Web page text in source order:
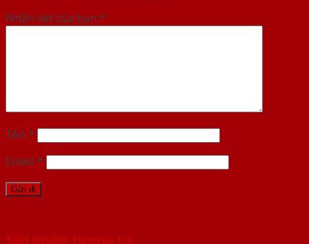
Nhận xét của bạn *
Tên *
Email *
Sản phẩm tương tự